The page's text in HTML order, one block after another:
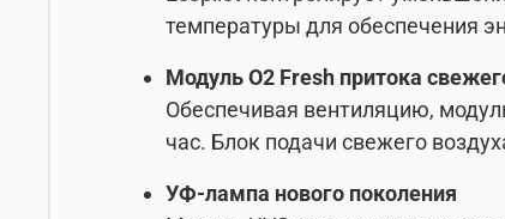
температуры для обеспечения
Модуль O2 Fresh притока
Обеспечивая вентиляцию,
час. Блок подачи свежего
УФ-лампа нового поколения